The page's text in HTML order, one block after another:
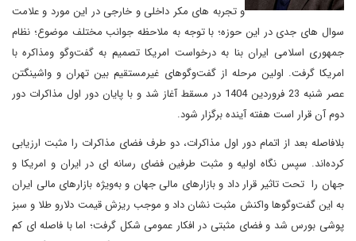
و تجربه های مکر داخلی و خارجی در این مورد و علامت
سوال های جدی در این حوزه؛ با توجه به ملاحظه جوانب مختلف موضوع؛ نظام
جمهوری اسلامی ایران بنا به درخواست امریکا تصمیم به گفت‌وگو ومذاکره با
امریکا گرفت. اولین مرحله از گفت‌وگوهای غیرمستقیم بین تهران و واشینگتن
عصر شنبه 23 فروردین 1404 در مسقط آغاز شد و با پایان دور اول مذاکرات دور
دوم آن قرار است هفته آینده برگزار شود.
بلافاصله بعد از اتمام دور اول مذاکرات، دو طرف فضای مذاکرات را مثبت ارزیابی
کرده‌اند. سپس نگاه اولیه و مثبت طرفین فضای رسانه ای در ایران و امریکا و
جهان را تحت تاثیر قرار داد و بازارهای مالی جهان و به‌ویژه بازارهای مالی ایران
به این گفت‌وگوها واکنش مثبت نشان داد و موجب ریزش قیمت دلارو طلا و سبز
پوشی بورس شد و فضای مثبتی در افکار عمومی شکل گرفت؛ اما با فاصله ای کم